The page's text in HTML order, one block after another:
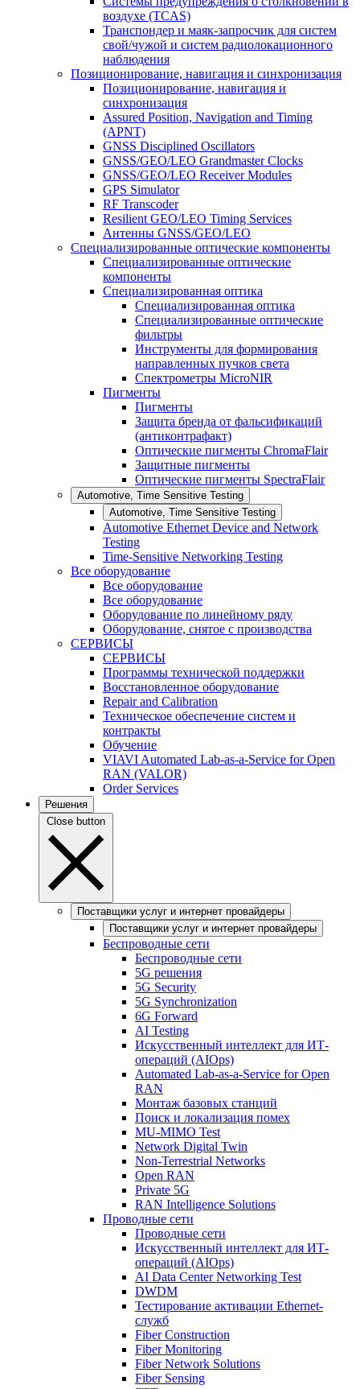
воздухе (TCAS)
Транспондер и маяк-запросчик для систем
свой/чужой и систем радиолокационного
наблюдения
Позиционирование, навигация и синхронизация
Позиционирование, навигация и
синхронизация
Assured Position, Navigation and Timing
(APNT)
GNSS Disciplined Oscillators
GNSS/GEO/LEO Grandmaster Clocks
GNSS/GEO/LEO Receiver Modules
GPS Simulator
RF Transcoder
Resilient GEO/LEO Timing Services
Антенны GNSS/GEO/LEO
Специализированные оптические компоненты
Специализированные оптические
компоненты
Специализированная оптика
Специализированная оптика
Специализированные оптические
фильтры
Инструменты для формирования
направленных пучков света
Спектрометры MicroNIR
Пигменты
Пигменты
Защита бренда от фальсификаций
(антиконтрафакт)
Оптические пигменты ChromaFlair
Защитные пигменты
Оптические пигменты SpectraFlair
Automotive, Time Sensitive Testing
Automotive, Time Sensitive Testing
Automotive Ethernet Device and Network
Testing
Time-Sensitive Networking Testing
Все оборудование
Все оборудование
Все оборудование
Оборудование по линейному ряду
Оборудование, снятое с производства
СЕРВИСЫ
СЕРВИСЫ
Программы технической поддержки
Восстановленное оборудование
Repair and Calibration
Техническое обеспечение систем и
контракты
Обучение
VIAVI Automated Lab-as-a-Service for Open
RAN (VALOR)
Order Services
Решения
Close button
Поставщики услуг и интернет провайдеры
Поставщики услуг и интернет провайдеры
Беспроводные сети
Беспроводные сети
5G решения
5G Security
5G Synchronization
6G Forward
AI Testing
Искусственный интеллект для ИТ-
операций (AIOps)
Automated Lab-as-a-Service for Open
RAN
Монтаж базовых станций
Поиск и локализация помех
MU-MIMO Test
Network Digital Twin
Non-Terrestrial Networks
Open RAN
Private 5G
RAN Intelligence Solutions
Проводные сети
Проводные сети
Искусственный интеллект для ИТ-
операций (AIOps)
AI Data Center Networking Test
DWDM
Тестирование активации Ethernet-
служб
Fiber Construction
Fiber Monitoring
Fiber Network Solutions
Fiber Sensing